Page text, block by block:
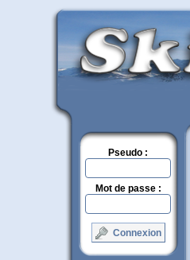
Pseudo :
Mot de passe :
Connexion